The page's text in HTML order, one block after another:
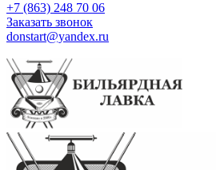
+7 (863) 248 70 06
Заказать звонок
donstart@yandex.ru